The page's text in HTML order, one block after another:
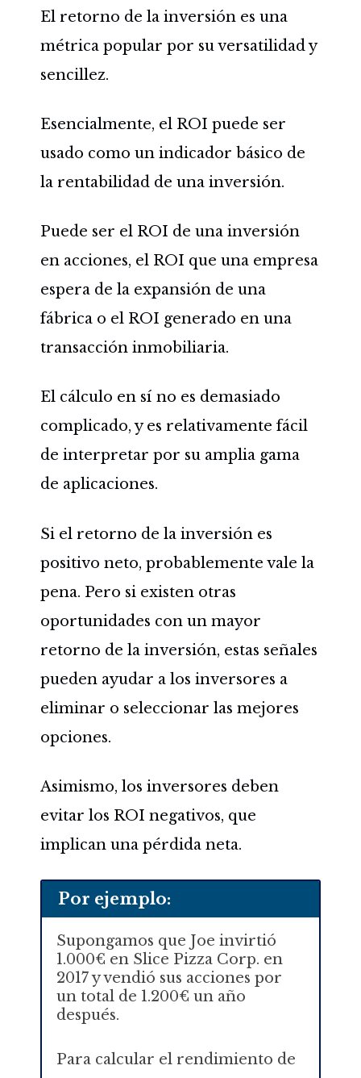
El retorno de la inversión es una
métrica popular por su versatilidad y
sencillez.
Esencialmente, el ROI puede ser
usado como un indicador básico de
la rentabilidad de una inversión.
Puede ser el ROI de una inversión
en acciones, el ROI que una empresa
espera de la expansión de una
fábrica o el ROI generado en una
transacción inmobiliaria.
El cálculo en sí no es demasiado
complicado, y es relativamente fácil
de interpretar por su amplia gama
de aplicaciones.
Si el retorno de la inversión es
positivo neto, probablemente vale la
pena. Pero si existen otras
oportunidades con un mayor
retorno de la inversión, estas señales
pueden ayudar a los inversores a
eliminar o seleccionar las mejores
opciones.
Asimismo, los inversores deben
evitar los ROI negativos, que
implican una pérdida neta.
Por ejemplo:
Supongamos que Joe invirtió
1.000€ en Slice Pizza Corp. en
2017 y vendió sus acciones por
un total de 1.200€ un año
después.
Para calcular el rendimiento de